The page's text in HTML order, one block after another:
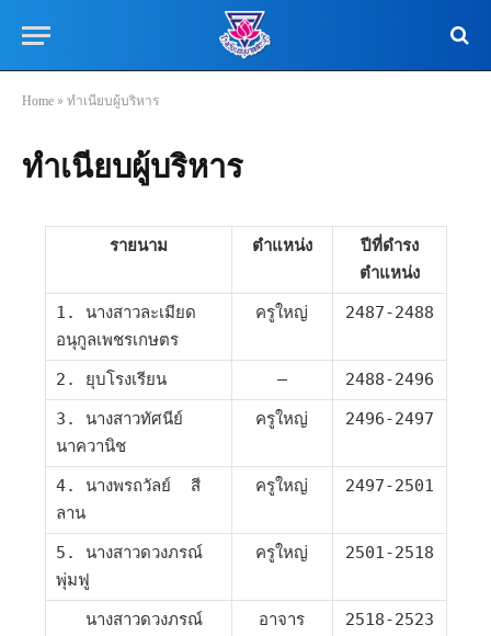
Home » ทำเนียบผู้บริหาร
ทำเนียบผู้บริหาร
รายนาม ตำแหน่ง
ปีที่ดำรง
ตำแหน่ง
1. นางสาวละเมียด
อนุกูลเพชรเกษตร
ครูใหญ่ 2487-2488
2. ยุบโรงเรียน –
2488-2496
3. นางสาวทัศนีย์
นาควานิช
ครูใหญ่ 2496-2497
4. นางพรถวัลย์ สี
ลาน
ครูใหญ่ 2497-2501
5. นางสาวดวงภรณ์
พุ่มฟู
ครูใหญ่ 2501-2518
นางสาวดวงภรณ์
อาจาร
2518-2523